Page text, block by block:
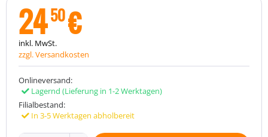
2450€
inkl. MwSt.
zzgl. Versandkosten
Onlineversand:
Lagernd (Lieferung in 1-2 Werktagen)
Filialbestand:
In 3-5 Werktagen abholbereit